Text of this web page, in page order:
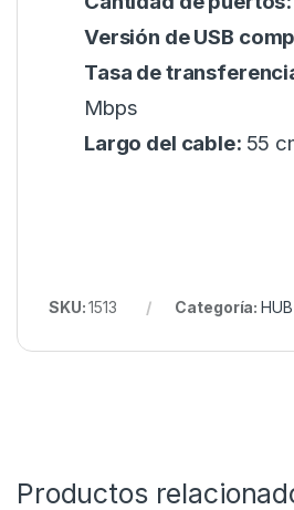
Versión de USB
Tasa de
Mbps
Largo del cable: 55
SKU:1513 Categoría: HUB
Productos